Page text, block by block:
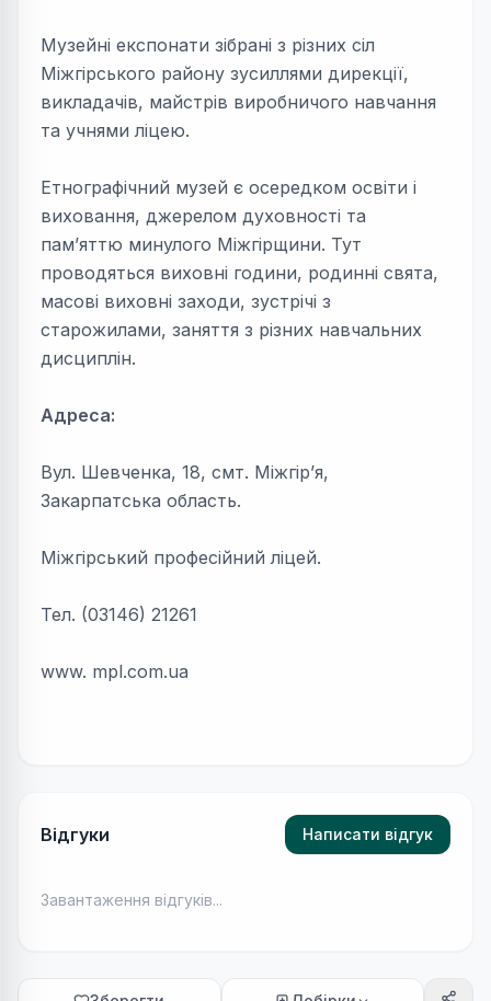
Музейні експонати зібрані з різних сіл
Міжгірського району зусиллями дирекції,
викладачів, майстрів виробничого навчання
та учнями ліцею.
Етнографічний музей є осередком освіти і
виховання, джерелом духовності та
пам’яттю минулого Міжгірщини. Тут
проводяться виховні години, родинні свята,
масові виховні заходи, зустрічі з
старожилами, заняття з різних навчальних
дисциплін.
Адреса:
Вул. Шевченка, 18, смт. Міжгір’я,
Закарпатська область.
Міжгірський професійний ліцей.
Тел. (03146) 21261
www. mpl.com.ua
Відгуки Написати відгук
Завантаження відгуків...